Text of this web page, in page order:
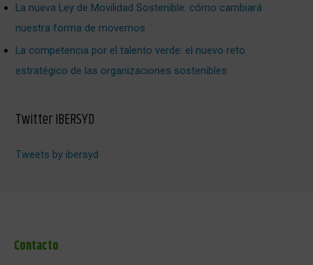
La nueva Ley de Movilidad Sostenible: cómo cambiará
nuestra forma de movernos
La competencia por el talento verde: el nuevo reto
estratégico de las organizaciones sostenibles
Twitter IBERSYD
Tweets by ibersyd
Contacto